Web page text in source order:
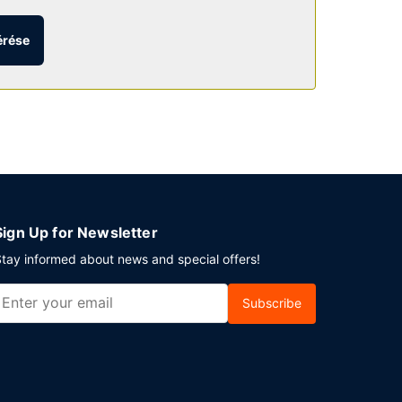
a társalgóban és bankett-terem.
reggeli reggelit szolgálnak fel hétvégéken
Up for Newsletter
informed about news and special offers!
Subscribe